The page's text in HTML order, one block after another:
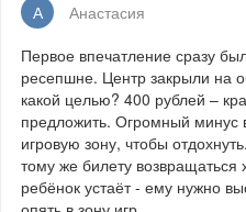
А
Анастасия
Первое впечатление сразу
ресепшне. Центр закрыли на
какой целью? 400 рублей –
предложить. Огромный минус
игровую зону, чтобы
тому же билету
ребёнок устаёт - ему нужно